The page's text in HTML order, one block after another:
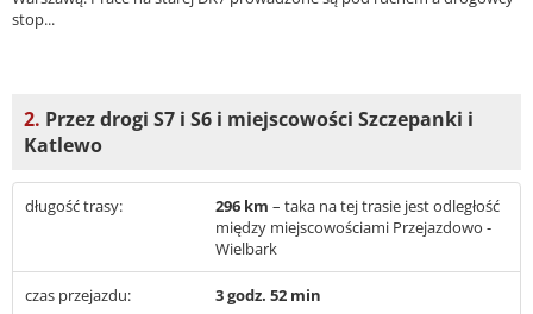
stop...
2. Przez drogi S7 i S6 i miejscowości Szczepanki i
Katlewo
długość trasy: 296 km – taka na tej trasie jest odległość
między miejscowościami Przejazdowo -
Wielbark
czas przejazdu: 3 godz. 52 min